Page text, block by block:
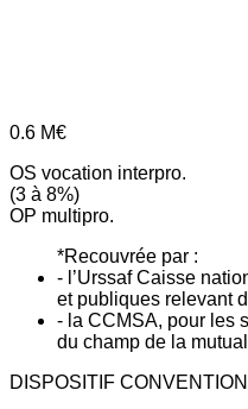
0.6 M€
OS vocation interpro.
(3 à 8%)
OP multipro.
*Recouvrée par :
- l’Urssaf Caisse
et publiques relevant
- la CCMSA, pour les
du champ de la
DISPOSITIF